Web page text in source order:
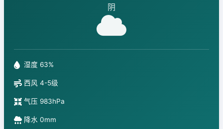
阴
湿度 63%
西风 4-5级
气压 983hPa
降水 0mm